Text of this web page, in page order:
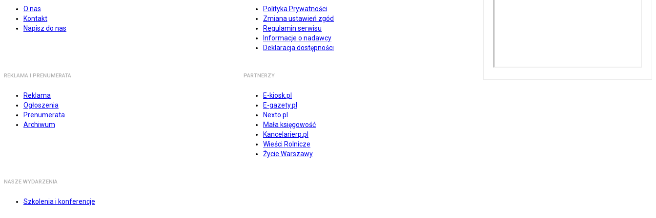
O nas
Kontakt
Napisz do nas
Polityka Prywatności
Zmiana ustawień zgód
Regulamin serwisu
Informacje o nadawcy
Deklaracja dostępności
REKLAMA I PRENUMERATA
Reklama
Ogłoszenia
Prenumerata
Archiwum
PARTNERZY
E-kiosk.pl
E-gazety.pl
Nexto.pl
Mała księgowość
Kancelarierp.pl
Wieści Rolnicze
Życie Warszawy
NASZE WYDARZENIA
Szkolenia i konferencje